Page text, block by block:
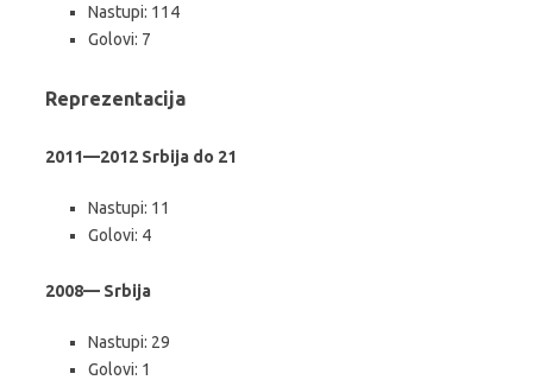
Nastupi: 114
Golovi: 7
Reprezentacija
2011—2012 Srbija do 21
Nastupi: 11
Golovi: 4
2008— Srbija
Nastupi: 29
Golovi: 1